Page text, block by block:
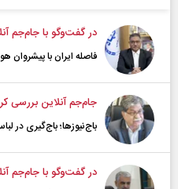
در گفت‌و‌گو با جام‌جم
فاصله ایران با
جام‌جم آنلاین بررسی
باج‌نیوزها؛ باج‌گیری در
در گفت‌و‌گو با جام‌جم